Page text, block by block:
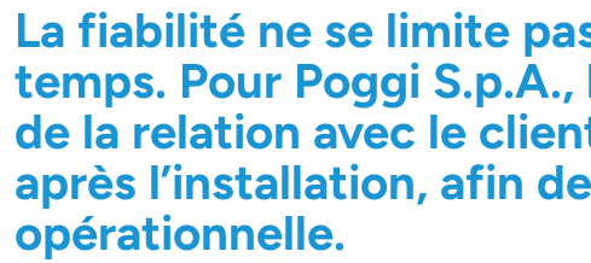
La fiabilité ne se limite
temps. Pour Poggi
de la relation avec le
après l’installation, afin
opérationnelle.